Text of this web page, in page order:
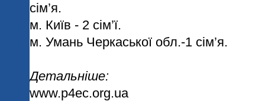
сім’я.
м. Київ - 2 сім’ї.
м. Умань Черкаської обл.-1 сім’я.
Детальніше:
www.p4ec.org.ua